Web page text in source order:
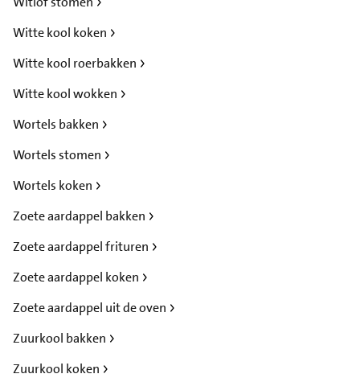
Witte kool koken
Witte kool roerbakken
Witte kool wokken
Wortels bakken
Wortels stomen
Wortels koken
Zoete aardappel bakken
Zoete aardappel frituren
Zoete aardappel koken
Zoete aardappel uit de oven
Zuurkool bakken
Zuurkool koken